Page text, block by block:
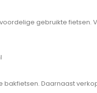
gebruikte fietsen.
Daarnaast